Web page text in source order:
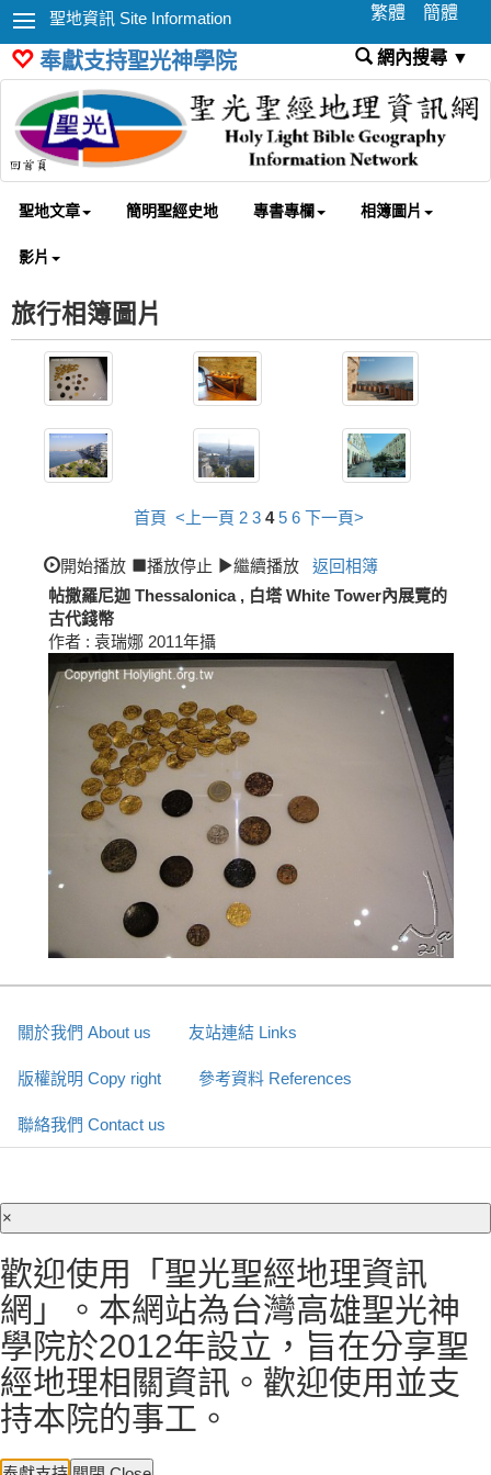
聖地資訊 Site Information 繁體 簡體
奉獻支持聖光神學院 網內搜尋 ▼
聖地文章 簡明聖經史地 專書專欄 相簿圖片
影片
旅行相簿圖片
首頁 <上一頁 2 3 4 5 6 下一頁>
開始播放 播放停止 繼續播放
返回相簿
帖撒羅尼迦 Thessalonica , 白塔 White Tower內展覽的
古代錢幣
作者 : 袁瑞娜 2011年攝
關於我們 About us 友站連結 Links
版權說明 Copy right 參考資料 References
聯絡我們 Contact us
×
歡迎使用「聖光聖經地理資訊
網」。本網站為台灣高雄聖光神
學院於2012年設立，旨在分享聖
經地理相關資訊。歡迎使用並支
持本院的事工。